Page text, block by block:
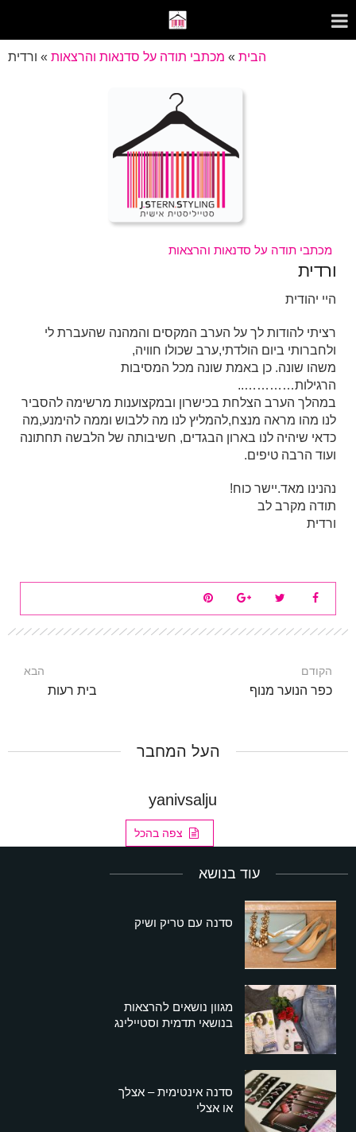
הבית» מכתבי תודה על סדנאות והרצאות» ורדית
מכתבי תודה על סדנאות והרצאות
ורדית
היי יהודית
רציתי להודות לך על הערב המקסים והמהנה שהעברת לי
ולחברותי ביום הולדתי,ערב שכולו חוויה,
משהו שונה. כן באמת שונה מכל המסיבות
הרגילות…………..
במהלך הערב הצלחת בכישרון ובמקצוענות מרשימה להסביר
לנו מהו מראה מנצח,להמליץ לנו מה ללבוש וממה להימנע,מה
כדאי שיהיה לנו בארון הבגדים, חשיבותה של הלבשה תחתונה
ועוד הרבה טיפים.
נהנינו מאד.יישר כוח!
תודה מקרב לב
ורדית
הקודם
כפר הנוער מנוף
הבא
בית רעות
העל המחבר
yanivsalju
צפה בהכל
עוד בנושא
סדנה עם טריק ושיק
מגוון נושאים להרצאות
בנושאי תדמית וסטיילינג
סדנה אינטימית – אצלך
או אצלי